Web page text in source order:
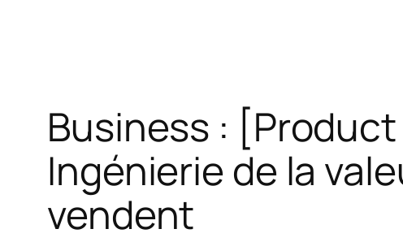
Business : [Product
Ingénierie de la
vendent